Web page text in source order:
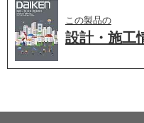
この製品の
設計・施工